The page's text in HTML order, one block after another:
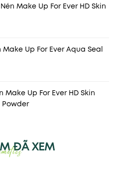
Make Up For Ever HD Skin
Up For Ever Aqua Seal
Make Up For Ever HD Skin
ĐÃ XEM